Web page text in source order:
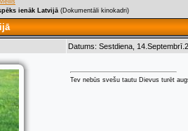
Meilis
ienāk Latvijā (Dokumentāli kinokadri)
Datums: Sestdiena,
Tev nebūs svešu tautu Dievus turēt